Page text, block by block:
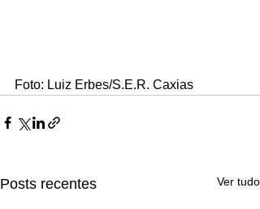
Foto: Luiz Erbes/S.E.R. Caxias
Posts recentes Ver tudo